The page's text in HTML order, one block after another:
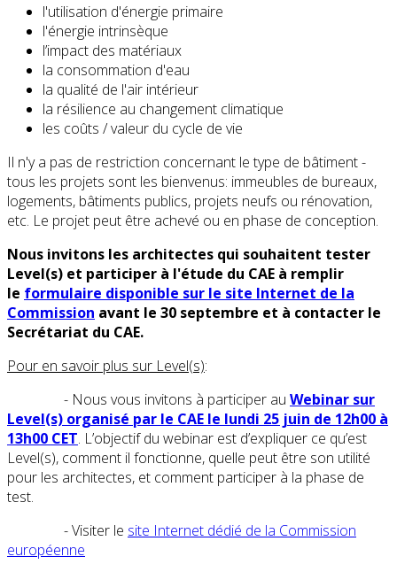
l'utilisation d'énergie primaire
l'énergie intrinsèque
l’impact des matériaux
la consommation d'eau
la qualité de l'air intérieur
la résilience au changement climatique
les coûts / valeur du cycle de vie
Il n'y a pas de restriction concernant le type de bâtiment -
tous les projets sont les bienvenus: immeubles de bureaux,
logements, bâtiments publics, projets neufs ou rénovation,
etc. Le projet peut être achevé ou en phase de conception.
Nous invitons les architectes qui souhaitent tester
Level(s) et participer à l'étude du CAE à remplir
le formulaire disponible sur le site Internet de la
Commission avant le 30 septembre et à contacter le
Secrétariat du CAE.
Pour en savoir plus sur Level(s):
- Nous vous invitons à participer au Webinar sur
Level(s) organisé par le CAE le lundi 25 juin de 12h00 à
13h00 CET. L’objectif du webinar est d’expliquer ce qu’est
Level(s), comment il fonctionne, quelle peut être son utilité
pour les architectes, et comment participer à la phase de
test.
- Visiter le site Internet dédié de la Commission
européenne